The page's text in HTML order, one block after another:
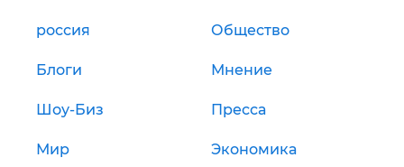
россия Общество
Блоги Мнение
Шоу-Биз Пресса
Мир Экономика